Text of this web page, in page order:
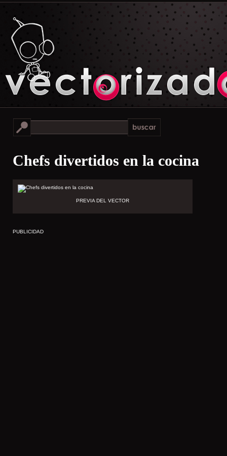
Chefs divertidos en la cocina
PREVIA DEL VECTOR
PUBLICIDAD